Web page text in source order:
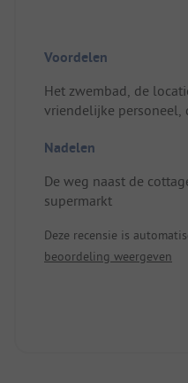
Voordelen
Het zwembad, de
vriendelijke personeel,
matras
Nadelen
De weg naast de
supermarkt
Deze recensie is
beoordeling weergeven